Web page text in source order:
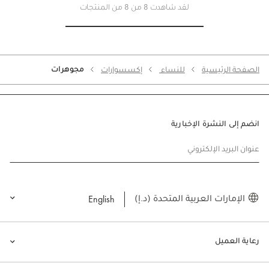
لقد شاهدت 8 من 8 من المنتجات
الصفحة الرئيسية للنساء إكسسوارات مجوهرات
رعاية العميل
انضم إلى النشرة الإخبارية
عنوان البريد الإلكتروني
الإمارات العربية المتحدة (د.إ) English